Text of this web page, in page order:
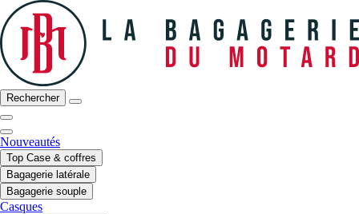
Rechercher
Nouveautés
Top Case & coffres
Bagagerie latérale
Bagagerie souple
Casques